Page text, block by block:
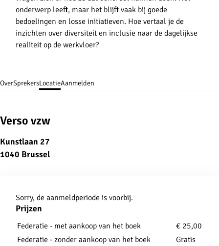
onderwerp leeft, maar het blijft vaak bij goede
bedoelingen en losse initiatieven. Hoe vertaal je de
inzichten over diversiteit en inclusie naar de dagelijkse
realiteit op de werkvloer?
OverSprekersLocatieAanmelden
Verso vzw
Kunstlaan 27
1040 Brussel
Aanmelden
Sorry, de aanmeldperiode is voorbij.
Prijzen
Federatie - met aankoop van het boek
€ 25,00
Federatie - zonder aankoop van het boek
Gratis